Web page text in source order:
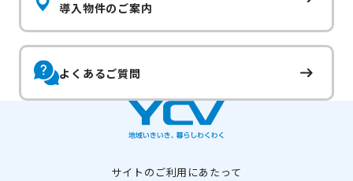
導入物件のご案内
よくあるご質問
サイトのご利用にあたって